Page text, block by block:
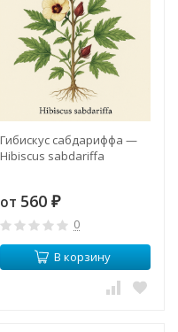
Гибискус сабдариффа —
Hibiscus sabdariffa
от 560 ₽
0
В корзину